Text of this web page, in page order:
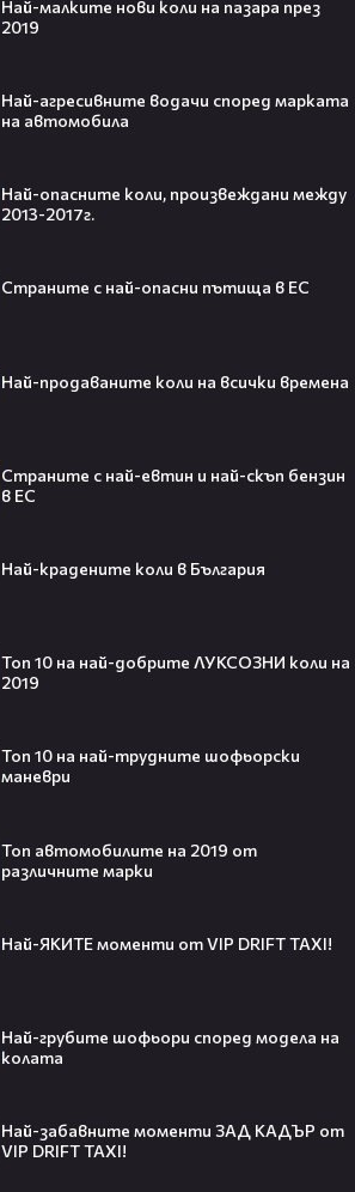
Най-малките нови коли на пазара през
2019
Най-агресивните водачи според марката
на автомобила
Най-опасните коли, произвеждани между
2013-2017г.
Страните с най-опасни пътища в ЕС
Най-продаваните коли на всички времена
Страните с най-евтин и най-скъп бензин
в ЕС
Най-крадените коли в България
Toп 10 на най-добрите ЛУКСОЗНИ коли на
2019
Топ 10 на най-трудните шофьорски
маневри
Топ автомобилите на 2019 от
различните марки
Най-ЯКИТЕ моменти от VIP DRIFT TAXI!
Най-грубите шофьори според модела на
колата
Най-забавните моменти ЗАД КАДЪР от
VIP DRIFT TAXI!
„Ще се омъжиш ли за мен?“: Фен
Кой съсипа Фантастичната
четворка? Майлс Телър
Селена Гомес празнува рождения
си ден: Как момичето от „Disney“
могат да съсипят всяко GenZ:
„Ако ги имаш, провалът е
притежават технология за
телепортация!"😯💥